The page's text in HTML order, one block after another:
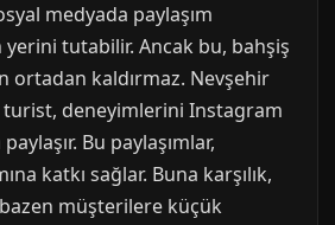
medyada paylaşım
tutabilir. Ancak bu, bahşiş
ortadan kaldırmaz. Nevşehir
turist, deneyimlerini Instagram
Bu paylaşımlar,
katkı sağlar. Buna karşılık,
müşterilere küçük